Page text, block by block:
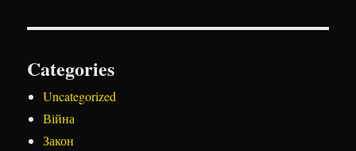
Categories
Uncategorized
Війна
Закон